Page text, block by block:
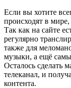
Если вы хотите
происходят в
Так как на сайте
регулярно
также для
музыки, а ещё
Осталось сделать
телеканал, и
контента.